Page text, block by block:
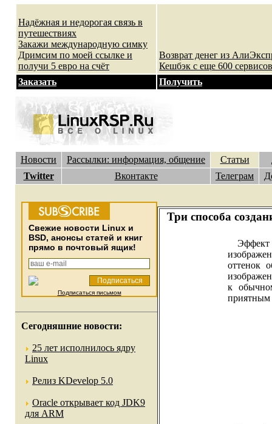
Надёжная и недорогая связь в
путешествиях
Закажи международную симку
Дримсим по моей ссылке и
получи 5 евро на счёт
Возврат денег из
Кешбэк с еще 600
Заказать
Получить
Новости Рассылки: информация, общение Статьи
Twitter
Вконтакте Телеграм
Cвежие новости Linux и
BSD, анонсы статей и книг
прямо в почтовый ящик!
Подписаться письмом
Сегодняшние новости:
25 лет исполнилось ядру
Linux
Релиз KDevelop 5.0
Oracle открывает код JDK9
для ARM
Три способа
Эффект
оттенок
к
приятным